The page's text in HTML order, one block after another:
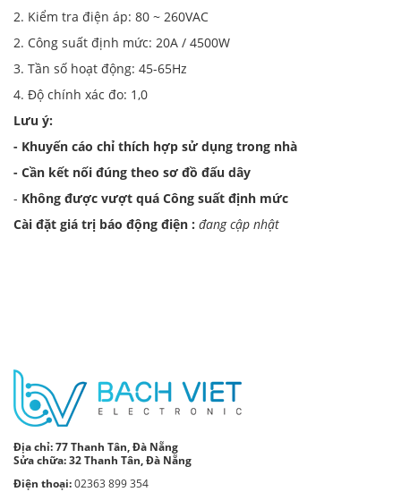
2. Kiểm tra điện áp: 80 ~ 260VAC
2. Công suất định mức: 20A / 4500W
3. Tần số hoạt động: 45-65Hz
4. Độ chính xác đo: 1,0
Lưu ý:
- Khuyến cáo chỉ thích hợp sử dụng trong nhà
- Cần kết nối đúng theo sơ đồ đấu dây
- Không được vượt quá Công suất định mức
Cài đặt giá trị báo động điện : đang cập nhật
Địa chỉ:77 Thanh Tân, Đà Nẵng
Sửa chữa: 32 Thanh Tân, Đà Nẵng
Điện thoại:02363 899 354